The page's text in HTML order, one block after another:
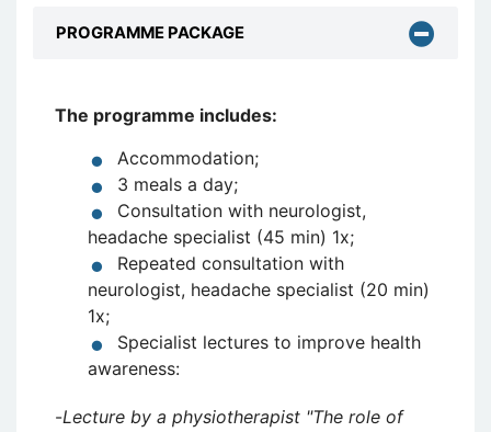
PROGRAMME PACKAGE
The programme includes:
Accommodation;
3 meals a day;
Consultation with neurologist,
headache specialist (45 min) 1x;
Repeated consultation with
neurologist, headache specialist (20 min)
1x;
Specialist lectures to improve health
awareness:
-Lecture by a physiotherapist "The role of